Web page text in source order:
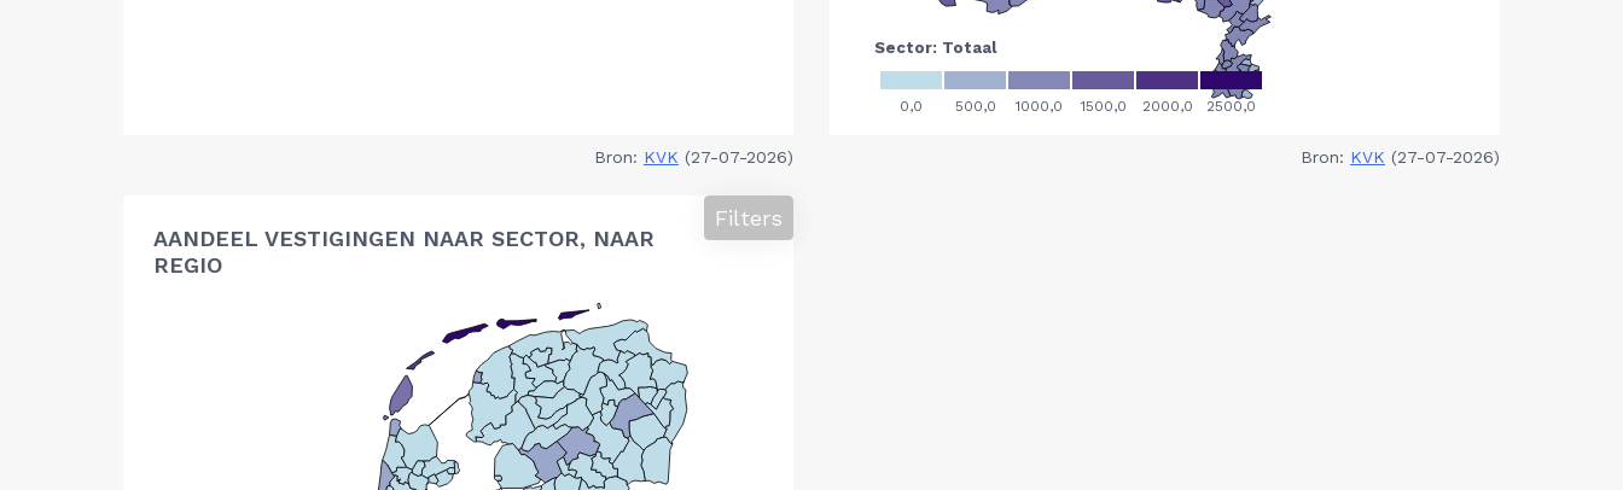
Bron: KVK (27-07-2026) Bron: KVK (27-07-2026)
AANDEEL VESTIGINGEN NAAR SECTOR, NAAR
REGIO
Filters